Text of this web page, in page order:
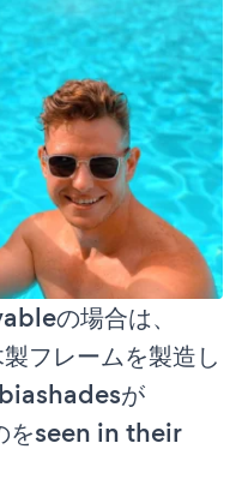
の場合は、
フレームを製造し
が
をseen in their